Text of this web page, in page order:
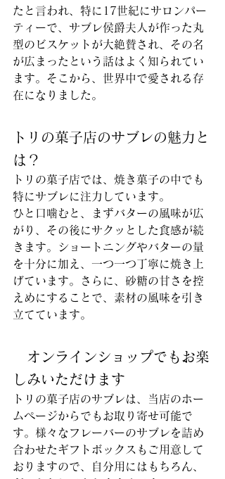
たと言われ、特に17世紀にサロンパー
ティーで、サブレ侯爵夫人が作った丸
型のビスケットが大絶賛され、その名
が広まったという話はよく知られてい
ます。そこから、世界中で愛される存
在になりました。
トリの菓子店のサブレの魅力と
は？
トリの菓子店では、焼き菓子の中でも
特にサブレに注力しています。
ひと口噛むと、まずバターの風味が広
がり、その後にサクッとした食感が続
きます。ショートニングやバターの量
を十分に加え、一つ一つ丁寧に焼き上
げています。さらに、砂糖の甘さを控
えめにすることで、素材の風味を引き
立てています。
オンラインショップでもお楽
しみいただけます
トリの菓子店のサブレは、当店のホー
ムページからでもお取り寄せ可能で
す。様々なフレーバーのサブレを詰め
合わせたギフトボックスもご用意して
おりますので、自分用にはもちろん、